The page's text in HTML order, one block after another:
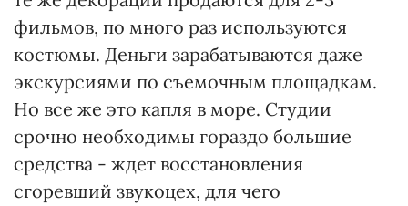
фильмов, по много раз используются
костюмы. Деньги зарабатываются даже
экскурсиями по съемочным площадкам.
Но все же это капля в море. Студии
срочно необходимы гораздо большие
средства - ждет восстановления
сгоревший звукоцех, для чего